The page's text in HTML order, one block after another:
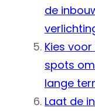
de
Kies
spots
lange
Laat de